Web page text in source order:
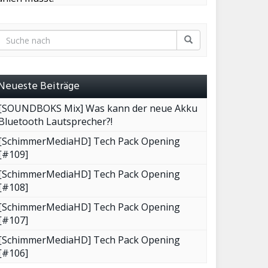
Beiträge
Mix] Was kann der neue Akku
Lautsprecher?!
Tech Pack Opening
Tech Pack Opening
Tech Pack Opening
Tech Pack Opening